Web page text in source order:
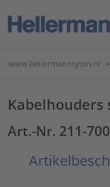
www.hellermanntyton.nl >
Kabelhouders
Art.-Nr. 211-